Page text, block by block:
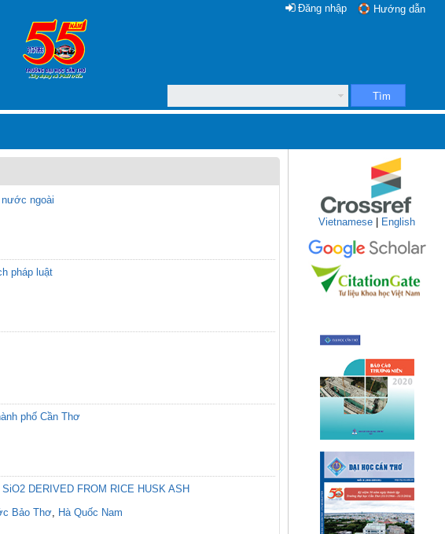
Hướng dẫn
Đăng nhập
Tìm
ngoài
pháp luật
phố Cần Thơ
DERIVED FROM RICE HUSK ASH
Bảo Thơ, Hà Quốc Nam
Vietnamese English